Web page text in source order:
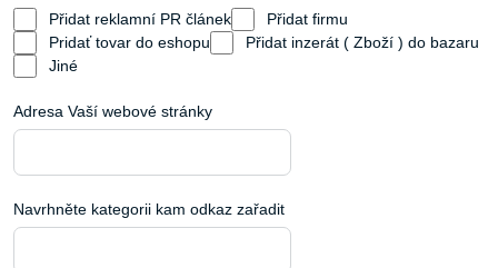
Přidat reklamní PR článek
Přidat firmu
Pridať tovar do eshopu
Přidat inzerát ( Zboží ) do bazaru
Jiné
Adresa Vaší webové stránky
Navrhněte kategorii kam odkaz zařadit